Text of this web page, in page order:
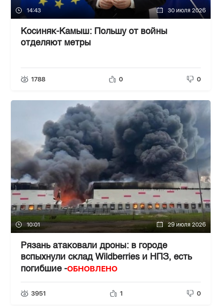
14:43 30 июля 2026
Косиняк-Камыш: Польшу от войны
отделяют метры
1788 0 0
10:01 29 июля 2026
Рязань атаковали дроны: в городе
вспыхнули склад Wildberries и НПЗ, есть
погибшие -ОБНОВЛЕНО
3951 1 0